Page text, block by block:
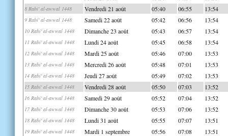
8 Rabi' al-awwal 1448 Vendredi 21 août 05:40 06:55 13:54
9 Rabi' al-awwal 1448 Samedi 22 août 05:42 06:56 13:54
10 Rabi' al-awwal 1448 Dimanche 23 août 05:43 06:57 13:54
11 Rabi' al-awwal 1448 Lundi 24 août 05:45 06:58 13:54
12 Rabi' al-awwal 1448 Mardi 25 août 05:46 07:00 13:53
13 Rabi' al-awwal 1448 Mercredi 26 août 05:48 07:01 13:53
14 Rabi' al-awwal 1448 Jeudi 27 août 05:49 07:02 13:53
15 Rabi' al-awwal 1448 Vendredi 28 août 05:50 07:03 13:52
16 Rabi' al-awwal 1448 Samedi 29 août 05:52 07:04 13:52
17 Rabi' al-awwal 1448 Dimanche 30 août 05:53 07:06 13:52
18 Rabi' al-awwal 1448 Lundi 31 août 05:55 07:07 13:51
19 Rabi' al-awwal 1448 Mardi 1 septembre 05:56 07:08 13:51